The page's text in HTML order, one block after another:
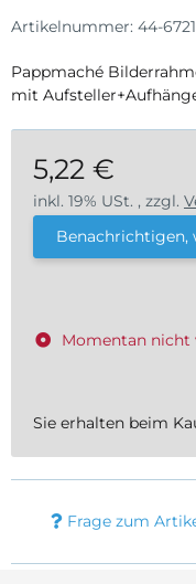
Artikelnummer: 44-
Pappmaché
mit
5,22 €
inkl. 19% USt. , zzgl.
Benachrichtigen,
Momentan nicht
Sie erhalten beim
Frage zum